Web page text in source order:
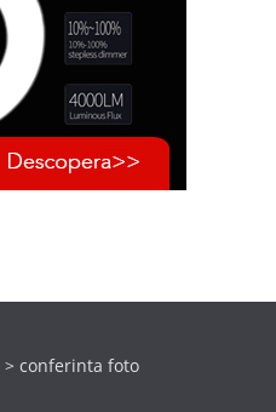
> conferinta foto